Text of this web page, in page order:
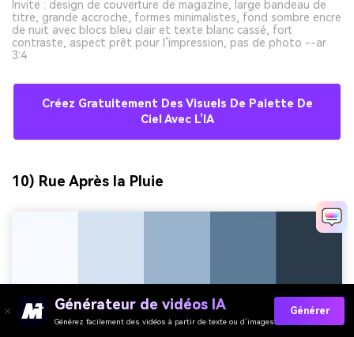
Invite : design de couverture de magazine, large bandeau de
titre, grande accroche, formes minimalistes, fond sombre encre
de nuit avec blocs bleu clair et texte blanc cassé, fort
contraste, aspect prêt pour l’impression, pas de photo --ar
3:4
Créez Gratuitement Des Visuels De Palette De
Ciel Avec L’IA
10) Rue Après la Pluie
Générateur de vidéos IA
Générez facilement des vidéos à partir de texte ou d’images
Générer